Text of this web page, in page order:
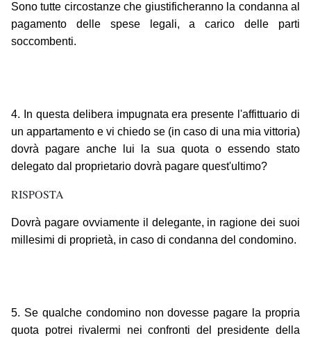
Sono tutte circostanze che giustificheranno la condanna al
pagamento delle spese legali, a carico delle parti
soccombenti.
4. In questa delibera impugnata era presente l'affittuario di
un appartamento e vi chiedo se (in caso di una mia vittoria)
dovrà pagare anche lui la sua quota o essendo stato
delegato dal proprietario dovrà pagare quest'ultimo?
RISPOSTA
Dovrà pagare ovviamente il delegante, in ragione dei suoi
millesimi di proprietà, in caso di condanna del condomino.
5. Se qualche condomino non dovesse pagare la propria
quota potrei rivalermi nei confronti del presidente della